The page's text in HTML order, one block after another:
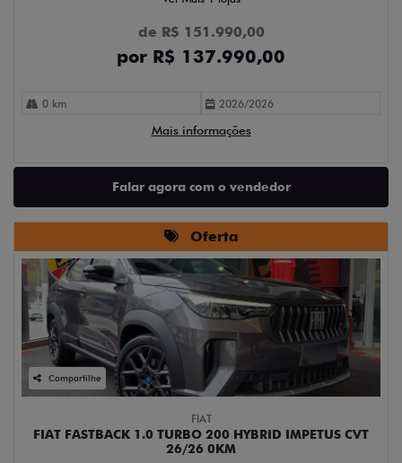
de R$ 151.990,00
por R$ 137.990,00
0 km 2026/2026
Mais informações
Falar agora com o vendedor
Oferta
Compartilhe
FIAT
FIAT FASTBACK 1.0 TURBO 200 HYBRID IMPETUS CVT
26/26 0KM